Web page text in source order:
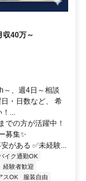
収40万～
、週4日～相談
・日数など、 希
...
方が活躍中！
募集✨
る ✅未経験...
イク通勤OK
経験者歓迎
スOK
服装自由